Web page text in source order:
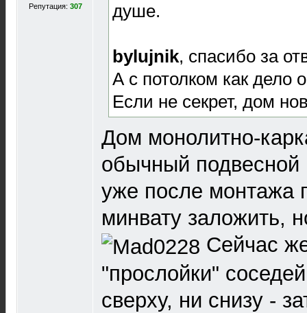
Репутация: 307
душе.
bylujnik, спасибо за
А с потолком как дело
Если не секрет, дом
Дом монолитно-
обычный подвесной
уже после монтажа
минвату заложить,
Сейчас
"прослойки"
сверху, ни снизу -